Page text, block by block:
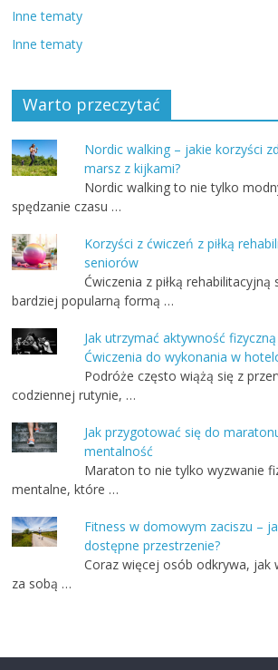
Inne tematy
Inne tematy
Warto przeczytać
Nordic walking – jakie korzyści
marsz z kijkami?
Nordic walking to nie tylko
spędzanie czasu …
Korzyści z ćwiczeń z piłką
seniorów
Ćwiczenia z piłką
bardziej popularną formą …
Jak utrzymać aktywność
Ćwiczenia do wykonania w
Podróże często wiążą się z
codziennej rutynie, …
Jak przygotować się do
mentalność
Maraton to nie tylko wyzwanie
mentalne, które …
Fitness w domowym zaciszu –
dostępne przestrzenie?
Coraz więcej osób odkrywa, jak
za sobą …